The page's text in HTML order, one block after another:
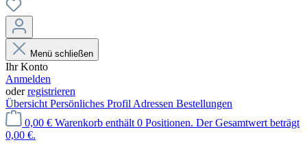
Menü schließen
Ihr Konto
Anmelden
oderregistrieren
Übersicht Persönliches Profil Adressen Bestellungen
0,00 € Warenkorb enthält 0 Positionen. Der Gesamtwert beträgt
0,00 €.